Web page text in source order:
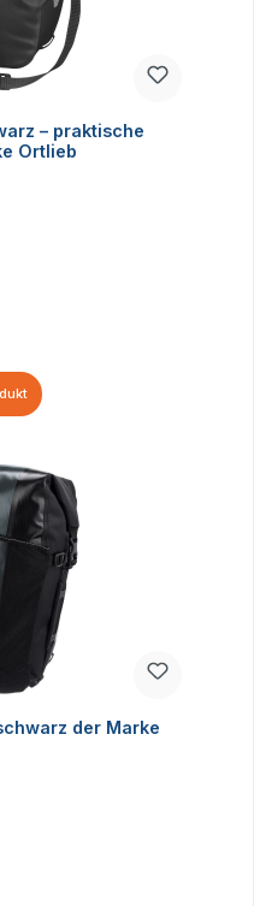
– praktische
Ortlieb
der Marke